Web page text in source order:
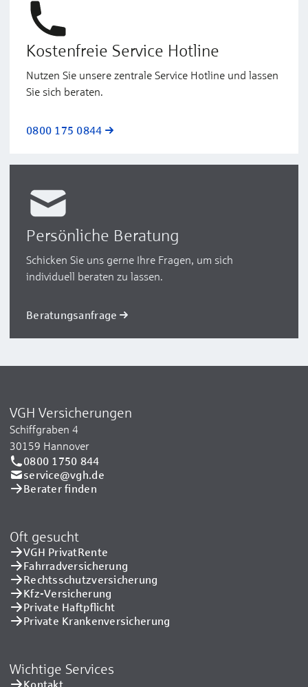
Kostenfreie Service Hotline
Nutzen Sie unsere zentrale Service Hotline und lassen
Sie sich beraten.
0800 175 0844
Persönliche Beratung
Schicken Sie uns gerne Ihre Fragen, um sich
individuell beraten zu lassen.
Beratungsanfrage
VGH Versicherungen
Schiffgraben 4
30159 Hannover
0800 1750 844
service@vgh.de
Berater finden
Oft gesucht
VGH PrivatRente
Fahrradversicherung
Rechtsschutzversicherung
Kfz-Versicherung
Private Haftpflicht
Private Kranken­versicherung
Wichtige Services
Kontakt